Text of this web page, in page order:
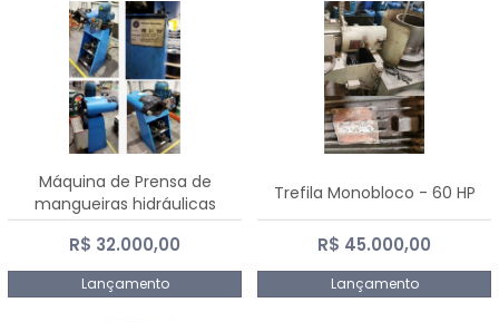
Máquina de Prensa de
mangueiras hidráulicas
PE50TF - 2017
R$ 32.000,00
Lançamento
Trefila Monobloco - 60 HP
R$ 45.000,00
Lançamento